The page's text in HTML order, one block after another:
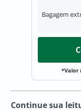
Bagagem
*Valor
Continue sua